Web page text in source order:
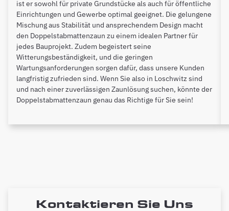
ist er sowohl für private Grundstücke als auch für öffentliche
Einrichtungen und Gewerbe optimal geeignet. Die gelungene
Mischung aus Stabilität und ansprechendem Design macht
den Doppelstabmattenzaun zu einem idealen Partner für
jedes Bauprojekt. Zudem begeistert seine
Witterungsbeständigkeit, und die geringen
Wartungsanforderungen sorgen dafür, dass unsere Kunden
langfristig zufrieden sind. Wenn Sie also in Loschwitz sind
und nach einer zuverlässigen Zaunlösung suchen, könnte der
Doppelstabmattenzaun genau das Richtige für Sie sein!
Kontaktieren Sie Uns